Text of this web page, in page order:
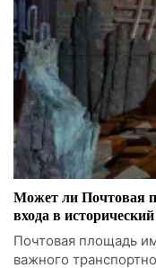
Может ли Почтовая
входа в
Почтовая площадь
важного